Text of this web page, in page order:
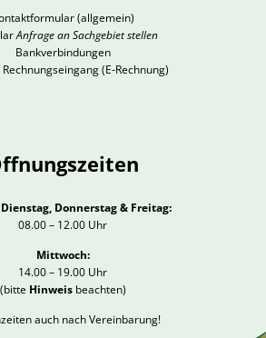
(allgemein)
Anfrage an Sachgebiet stellen
Bankverbindungen
(E-Rechnung)
Donnerstag & Freitag:
08.00 – 12.00 Uhr
Mittwoch:
14.00 – 19.00 Uhr
(bitte Hinweisbeachten)
auch nach Vereinbarung!